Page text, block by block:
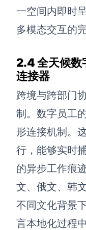
一空间内即时
多模态交互的
2.4 全天候数
连接器
跨境与跨部门
制。数字员工
形连接机制。
行，能够实时
的异步工作痕
文、俄文、韩
不同文化背景
言本地化过程